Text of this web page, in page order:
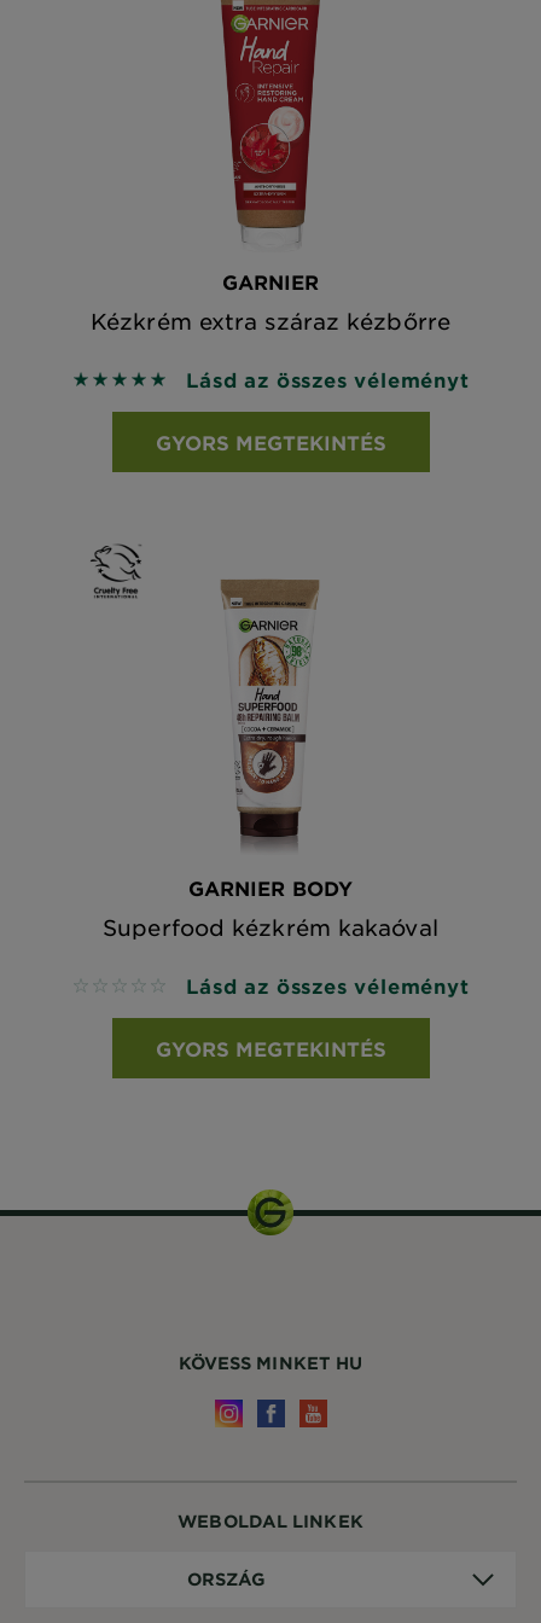
GARNIER
Kézkrém extra száraz kézbőrre
5 out of 5 stars based on reviews
Lásd az összes véleményt
GYORS MEGTEKINTÉS
GARNIER BODY
Superfood kézkrém kakaóval
No reviews Lásd az összes véleményt
GYORS MEGTEKINTÉS
WEBOLDAL LINKEK
ORSZÁG
KÖVESS MINKET HU